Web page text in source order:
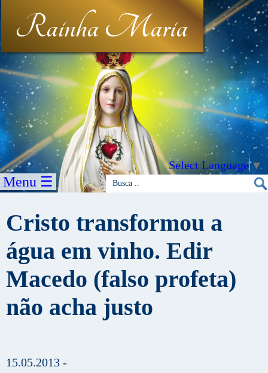
Rainha Maria
Select Language▼
Menu ☰
Cristo transformou a
água em vinho. Edir
Macedo (falso profeta)
não acha justo
15.05.2013 -